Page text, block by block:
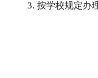
3. 按学校规定办